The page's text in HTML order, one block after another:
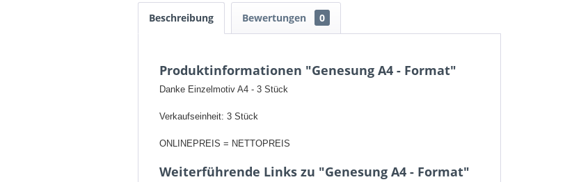
Beschreibung Bewertungen 0
Produktinformationen "Genesung A4 - Format"
Danke Einzelmotiv A4 - 3 Stück
Verkaufseinheit: 3 Stück
ONLINEPREIS = NETTOPREIS
Weiterführende Links zu "Genesung A4 - Format"